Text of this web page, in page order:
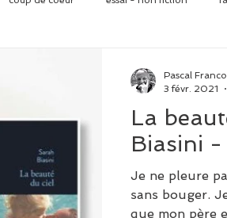
thriller science fiction
La
Biasini -
Je ne pleure
sans bouger.
que mon père
Pascal
3 févr. 2021